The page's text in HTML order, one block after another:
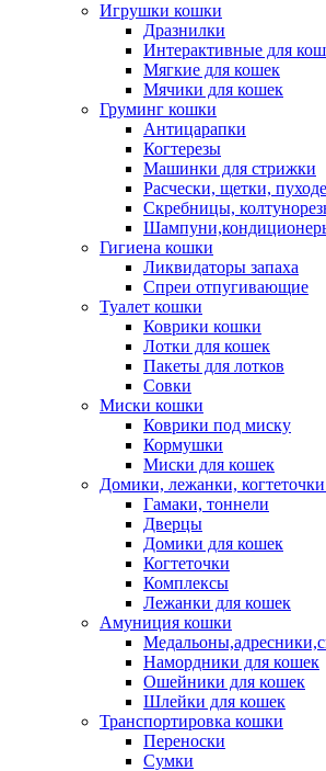
Игрушки кошки
Дразнилки
Интерактивные для
Мягкие для кошек
Мячики для кошек
Груминг кошки
Антицарапки
Когтерезы
Машинки для стрижки
Расчески, щетки,
Скребницы,
Гигиена кошки
Ликвидаторы запаха
Спреи отпугивающие
Туалет кошки
Коврики кошки
Лотки для кошек
Пакеты для лотков
Совки
Миски кошки
Коврики под миску
Кормушки
Миски для кошек
Домики, лежанки,
Гамаки, тоннели
Дверцы
Домики для кошек
Когтеточки
Комплексы
Лежанки для кошек
Амуниция кошки
Намордники для кошек
Ошейники для кошек
Шлейки для кошек
Транспортировка кошки
Переноски
Сумки